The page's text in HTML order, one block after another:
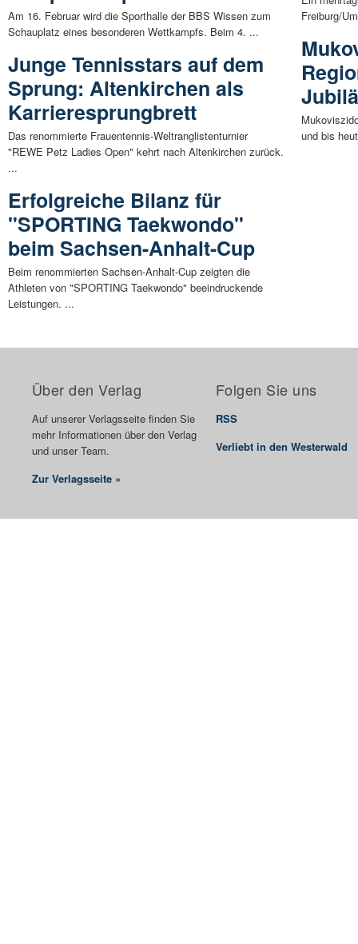
Am 16. Februar wird die Sporthalle der BBS Wissen zum
Schauplatz eines besonderen Wettkampfs. Beim 4. ...
Junge Tennisstars auf dem
Sprung: Altenkirchen als
Karrieresprungbrett
Das renommierte Frauentennis-Weltranglistenturnier
"REWE Petz Ladies Open" kehrt nach Altenkirchen zurück.
...
Erfolgreiche Bilanz für
"SPORTING Taekwondo"
beim Sachsen-Anhalt-Cup
Beim renommierten Sachsen-Anhalt-Cup zeigten die
Athleten von "SPORTING Taekwondo" beeindruckende
Leistungen. ...
Freiburg/
und bis
Über den Verlag
Auf unserer Verlagsseite finden Sie
mehr Informationen über den Verlag
und unser Team.
Zur Verlagsseite »
Folgen Sie uns
RSS
Verliebt in den Westerwald